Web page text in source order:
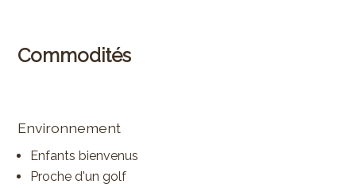
Commodités
Environnement
Enfants bienvenus
Proche d'un golf